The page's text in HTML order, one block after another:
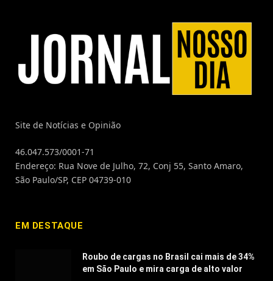
Site de Notícias e Opinião
46.047.573/0001-71
Endereço: Rua Nove de Julho, 72, Conj 55, Santo Amaro,
São Paulo/SP, CEP 04739-010
EM DESTAQUE
Roubo de cargas no Brasil cai mais de 34%
em São Paulo e mira carga de alto valor